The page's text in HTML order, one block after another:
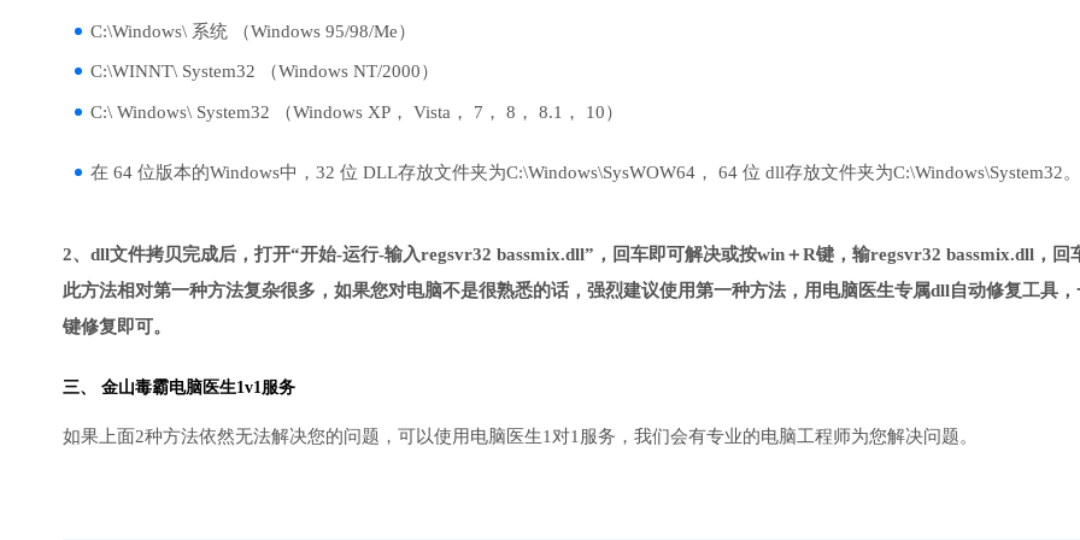
C:\Windows\ 系统 （Windows 95/98/Me）
C:\WINNT\ System32 （Windows NT/2000）
C:\ Windows\ System32 （Windows XP， Vista， 7， 8， 8.1， 10）
在 64 位版本的Windows中，32 位 DLL存放文件夹为C:\Windows\SysWOW64， 64 位 dll存放文件夹为C:\Windows\System32。
2、dll文件拷贝完成后，打开“开始-运行-输入regsvr32 bassmix.dll”，回车即可解决或按win＋R键，输regsvr32 bassmix.dll，回
此方法相对第一种方法复杂很多，如果您对电脑不是很熟悉的话，强烈建议使用第一种方法，用电脑医生专属dll自动修复工具，
键修复即可。
三、 金山毒霸电脑医生1v1服务
如果上面2种方法依然无法解决您的问题，可以使用电脑医生1对1服务，我们会有专业的电脑工程师为您解决问题。